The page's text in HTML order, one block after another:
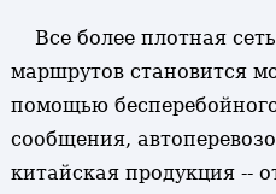
Все более плотная
маршрутов становится
помощью
сообщения,
китайская продукция --